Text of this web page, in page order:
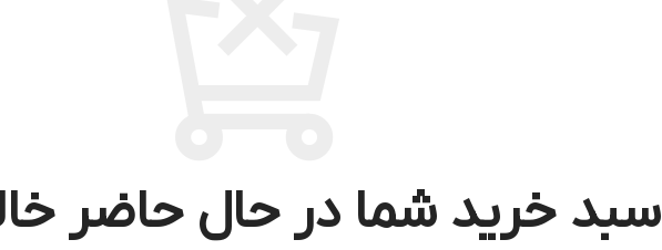
سبد خرید شما در حال حاضر